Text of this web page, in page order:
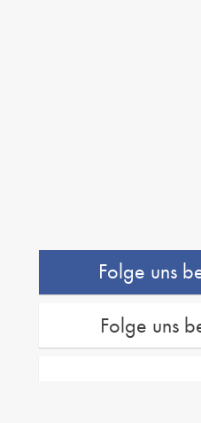
Folge uns
Folge uns